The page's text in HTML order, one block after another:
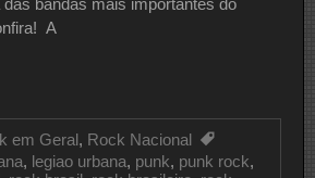
bandas mais importantes do
A
em Geral, Rock Nacional
, legiao urbana, punk, punk rock,